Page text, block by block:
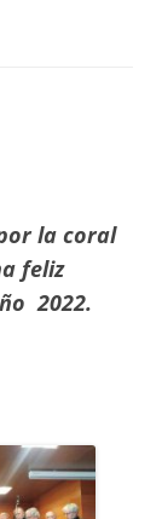
la coral
feliz
2022.